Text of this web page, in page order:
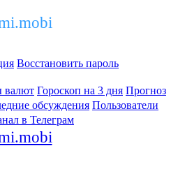
Восстановить пароль
валют Гороскоп на 3 дня Прогноз
обсуждения Пользователи
в Телеграм